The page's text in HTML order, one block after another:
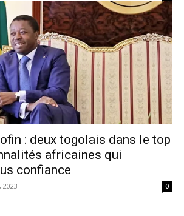
: deux togolais dans le top
africaines qui
confiance
0